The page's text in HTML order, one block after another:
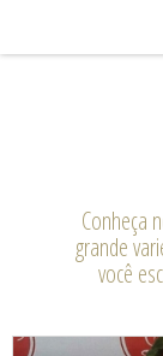
Conheça
grande
você